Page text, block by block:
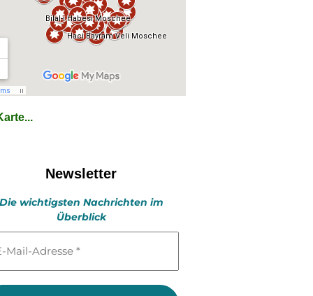
Newsletter
wichtigsten Nachrichten im
Überblick